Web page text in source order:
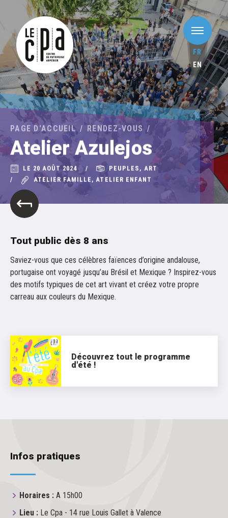
FR
EN
PAGE D'ACCUEIL RENDEZ-VOUS
Atelier Azulejos
LE 20 AOÛT 2024
PEUPLES, ART
ATELIER FAMILLE, ATELIER ENFANT
Tout public dès 8 ans
Saviez-vous que ces célèbres faïences d’origine andalouse,
portugaise ont voyagé jusqu’au Brésil et Mexique ? Inspirez-vous
des motifs typiques de cet art vivant et créez votre propre
carreau aux couleurs du Mexique.
Découvrez tout le programme
d'été !
Infos pratiques
Horaires : A 15h00
Lieu : Le Cpa - 14 rue Louis Gallet à Valence